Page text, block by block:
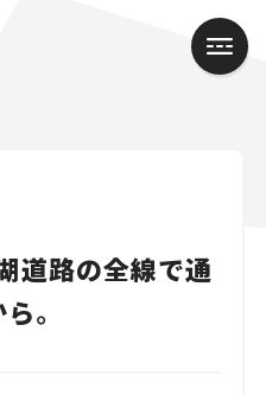
道路の全線で通
。